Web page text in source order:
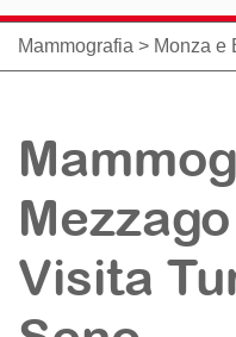
Mammografia > Monza e
Visita